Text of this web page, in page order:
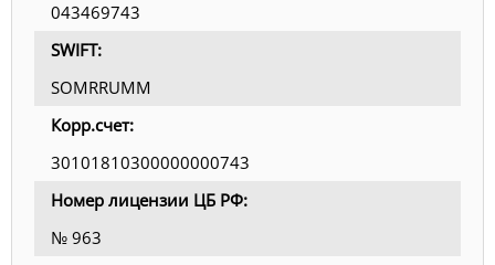
043469743
SWIFT:
SOMRRUMM
Корр.счет:
30101810300000000743
Номер лицензии ЦБ РФ:
№ 963